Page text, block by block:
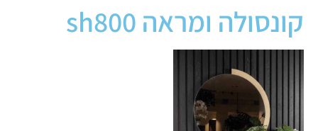
קונסולה ומראה sh800